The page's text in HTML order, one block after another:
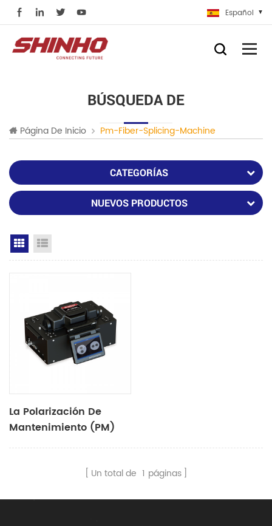
Español
BÚSQUEDA DE
Página De Inicio Pm-Fiber-Splicing-Machine
CATEGORÍAS
NUEVOS PRODUCTOS
Grid View
La Polarización De
Mantenimiento (PM)
De Fibra De
Un total de 1 páginas